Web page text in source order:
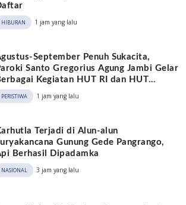
HIBURAN 1 jam yang lalu
September Penuh Sukacita,
Santo Gregorius Agung Jambi Gelar
Kegiatan HUT RI dan HUT
PERISTIWA 1 jam yang lalu
Terjadi di Alun-alun
Gunung Gede Pangrango,
Berhasil Dipadamka
NASIONAL 3 jam yang lalu